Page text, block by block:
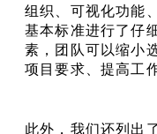
组织、可视化功能
基本标准进行了仔
素，团队可以缩小
项目要求、提高工
此外，我们还列出